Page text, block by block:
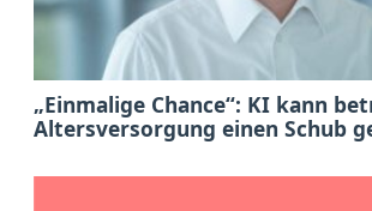
„Einmalige Chance“: KI kann
Altersversorgung einen Schub